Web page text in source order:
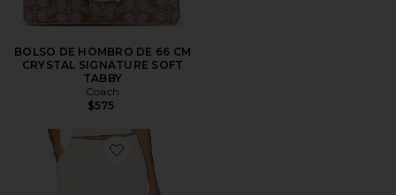
BOLSO DE HOMBRO DE 66 CM
CRYSTAL SIGNATURE SOFT
TABBY
Coach
$575
Favorite PANTALÓN ROMA